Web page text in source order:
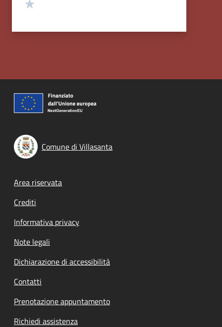
Comune di Villasanta
Footer menu
Area riservata
Crediti
Informativa privacy
Note legali
Dichiarazione di accessibilità
Contatti
Prenotazione appuntamento
Richiedi assistenza